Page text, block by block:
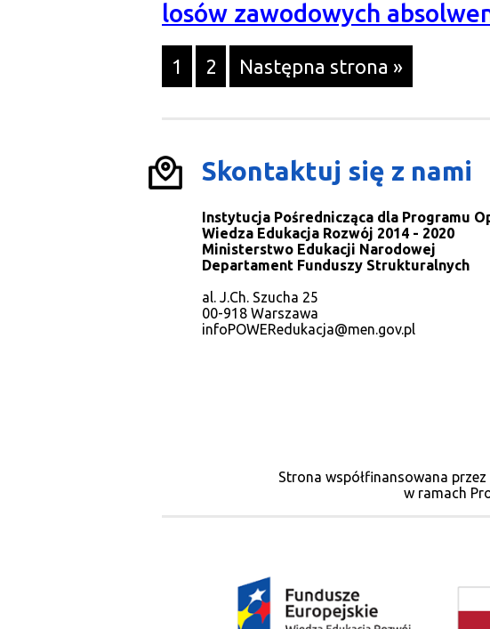
losów zawodowych
Przejdź
1
Przejdź
2 Następna strona »
Skontaktuj się z nami
Instytucja Pośrednicząca dla Programu
Wiedza Edukacja Rozwój 2014 - 2020
Ministerstwo Edukacji Narodowej
Departament Funduszy Strukturalnych
al. J.Ch. Szucha 25
00-918 Warszawa
infoPOWERedukacja@men.gov.pl
Strona współfinansowana
w ramach